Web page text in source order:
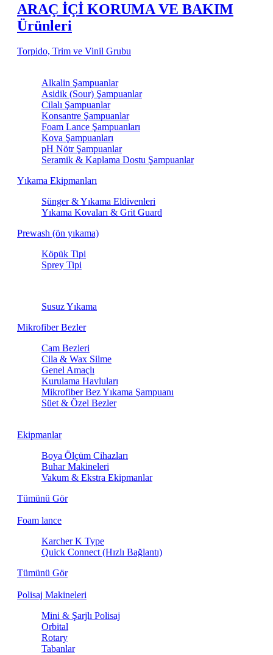
ARAÇ İÇİ KORUMA VE BAKIM
Ürünleri
Torpido, Trim ve Vinil Grubu
Alkalin Şampuanlar
Asidik (Sour) Şampuanlar
Cilalı Şampuanlar
Konsantre Şampuanlar
Foam Lance Şampuanları
Kova Şampuanları
pH Nötr Şampuanlar
Seramik & Kaplama Dostu Şampuanlar
Yıkama Ekipmanları
Sünger & Yıkama Eldivenleri
Yıkama Kovaları & Grit Guard
Prewash (ön yıkama)
Köpük Tipi
Sprey Tipi
Susuz Yıkama
Mikrofiber Bezler
Cam Bezleri
Cila & Wax Silme
Genel Amaçlı
Kurulama Havluları
Mikrofiber Bez Yıkama Şampuanı
Süet & Özel Bezler
Ekipmanlar
Boya Ölçüm Cihazları
Buhar Makineleri
Vakum & Ekstra Ekipmanlar
Tümünü Gör
Foam lance
Karcher K Type
Quick Connect (Hızlı Bağlantı)
Tümünü Gör
Polisaj Makineleri
Mini & Şarjlı Polisaj
Orbital
Rotary
Tabanlar